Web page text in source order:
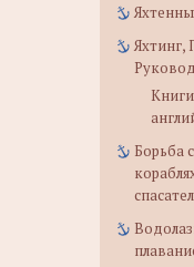
Яхтинг,
Борьба